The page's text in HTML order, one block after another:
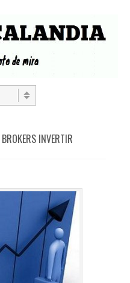
BROKERS INVERTIR